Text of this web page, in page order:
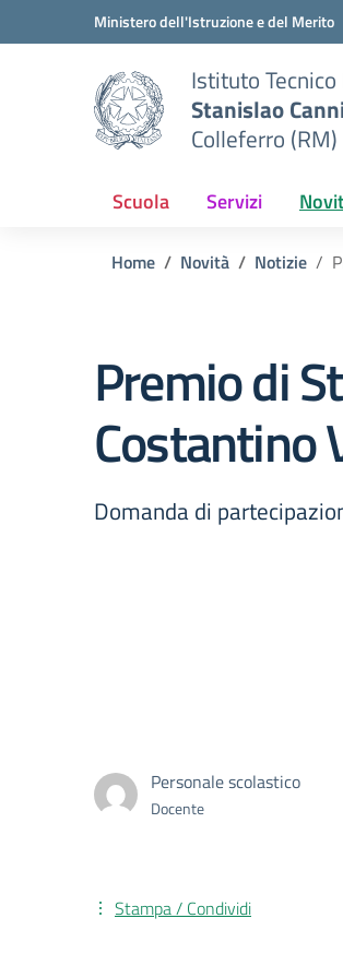
Vai ai contenuti
Vai al menu di navigazioneMinistero dell'Istruzione e del Merito
Istituto
Stanislao
Colleferro (RM)
Scuola Servizi
Home Novità Notizie
Premio di
Costantino
Domanda di
Personale scolastico
Docente
Stampa / Condividi